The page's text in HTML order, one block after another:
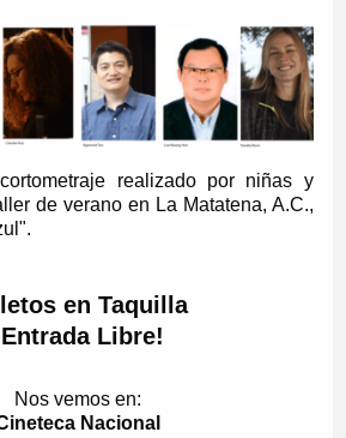
realizado por niñas y
de verano en La Matatena, A.C.,
en Taquilla
Libre!
Nos vemos en:
Nacional